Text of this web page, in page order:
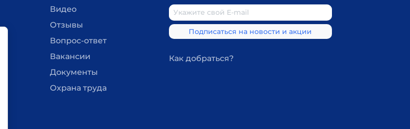
Видео
Отзывы
Вопрос-ответ
Вакансии
Документы
Охрана труда
Как добраться?